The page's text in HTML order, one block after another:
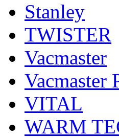
Stanley
TWISTER
Vacmaster
Vacmaster
VITAL
WARM